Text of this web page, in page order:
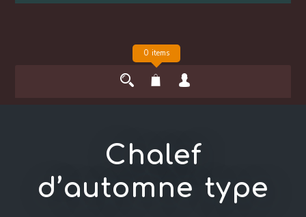
0 items
Chalef
d’automne type